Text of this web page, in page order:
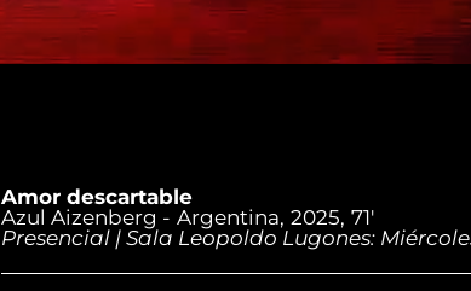
Amor descartable
Azul Aizenberg - Argentina, 2025, 71'
Presencial | Sala Leopoldo Lugones: